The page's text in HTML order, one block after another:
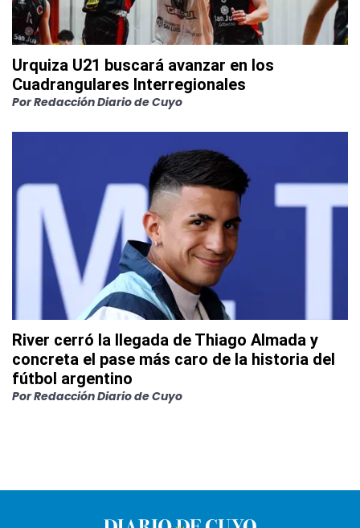
Urquiza U21 buscará avanzar en los
Cuadrangulares Interregionales
PorRedacción Diario de Cuyo
River cerró la llegada de Thiago Almada y
concreta el pase más caro de la historia del
fútbol argentino
PorRedacción Diario de Cuyo